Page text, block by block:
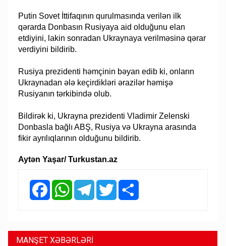
Putin Sovet İttifaqının qurulmasında verilən ilk
qərarda Donbasın Rusiyaya aid olduğunu elan
etdiyini, lakin sonradan Ukraynaya verilməsinə qərar
verdiyini bildirib.
Rusiya prezidenti həmçinin bəyan edib ki, onların
Ukraynadan ələ keçirdikləri ərazilər həmişə
Rusiyanın tərkibində olub.
Bildirək ki, Ukrayna prezidenti Vladimir Zelenski
Donbasla bağlı ABŞ, Rusiya və Ukrayna arasında
fikir ayrılıqlarının olduğunu bildirib.
Aytən Yaşar/ Turkustan.az
FacebookWhatsAppTelegramTwitter
MANŞET XƏBƏRLƏRİ